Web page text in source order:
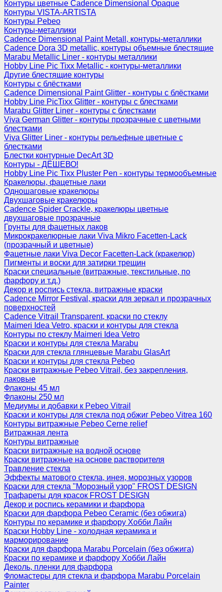
Контуры цветные Cadence Dimensional Opaque
Контуры VISTA-ARTISTA
Контуры Pebeo
Контуры-металлики
Cadence Dimensional Paint Metall, контуры-металлики
Cadence Dora 3D metallic, контуры объемные блестящие
Marabu Metallic Liner - контуры металлики
Hobby Line Pic Tixx Metallic - контуры-металлики
Другие блестящие контуры
Контуры с блёстками
Cadence Dimensional Paint Glitter - контуры с блёстками
Hobby Line PicTixx Glitter - контуры с блестками
Marabu Glitter Liner - контуры с блестками
Viva German Glitter - контуры прозрачные с цветными
блестками
Viva Glitter Liner - контуры рельефные цветные с
блестками
Блестки контурные DecArt 3D
Контуры - ДЁШЕВО!
Hobby Line Pic Tixx Pluster Pen - контуры термообъемные
Кракелюры, фацетные лаки
Одношаговые кракелюры
Двухшаговые кракелюры
Cadence Spider Crackle, кракелюры цветные
двухшаговые прозрачные
Грунты для фацетных лаков
Микрокракелюрные лаки Viva Mikro Facetten-Lack
(прозрачный и цветные)
Фацетные лаки Viva Decor Facetten-Lack (кракелюр)
Пигменты и воски для затирки трещин
Краски специальные (витражные, текстильные, по
фарфору и т.д.)
Декор и роспись стекла, витражные краски
Cadence Mirror Festival, краски для зеркал и прозрачных
поверхностей
Cadence Vitrail Transparent, краски по стеклу
Maimeri Idea Vetro, краски и контуры для стекла
Контуры по стеклу Maimeri Idea Vetro
Краски и контуры для стекла Marabu
Краски для стекла глянцевые Marabu GlasArt
Краски и контуры для стекла Pebeo
Краски витражные Pebeo Vitrail, без закрепления,
лаковые
Флаконы 45 мл
Флаконы 250 мл
Медиумы и добавки к Pebeo Vitrail
Краски и контуры для стекла под обжиг Pebeo Vitrea 160
Контуры витражные Pebeo Cerne relief
Витражная лента
Контуры витражные
Краски витражные на водной основе
Краски витражные на основе растворителя
Травление стекла
Эффекты матового стекла, инея, морозных узоров
Краски для стекла "Морозный узор" FROST DESIGN
Трафареты для красок FROST DESIGN
Декор и роспись керамики и фарфора
Краски для фарфора Pebeo Ceramic (без обжига)
Контуры по керамике и фарфору Хобби Лайн
Краски Hobby Line - холодная керамика и
марморирование
Краски для фарфора Marabu Porcelain (без обжига)
Краски по керамике и фарфору Хобби Лайн
Деколь, пленки для фарфора
Фломастеры для стекла и фарфора Marabu Porcelain
Painter